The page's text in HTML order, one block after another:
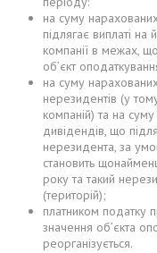
на суму
підлягає виплаті на
компанії в межах,
об’єкт
на суму нарахованих
нерезидентів (у
компаній) та на
дивідендів, що
нерезидента, за
становить
року та такий
(територій);
платником податку
значення об’єкта
реорганізується.